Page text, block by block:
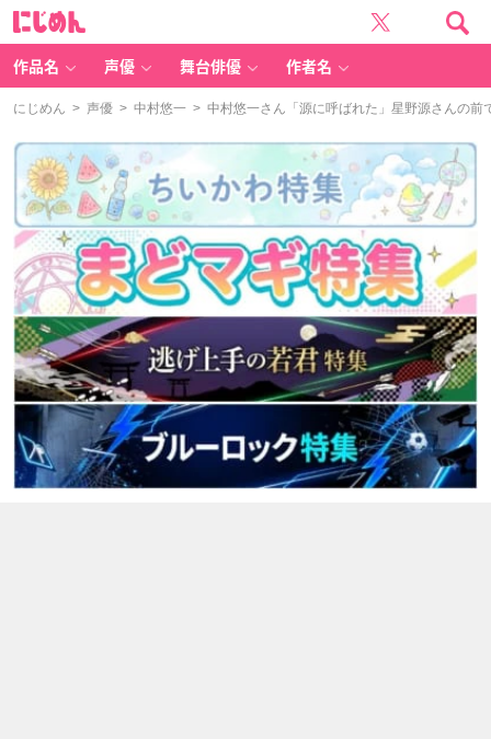
作品名 声優 舞台俳優 作者名
にじめん > 声優 > 中村悠一 > 中村悠一さん「源に呼ばれた」星野源さんの前